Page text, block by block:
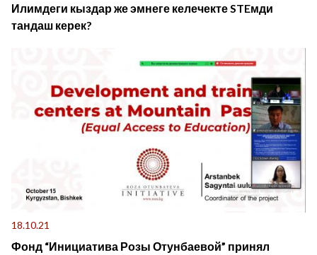
Илимдеги кыздар же эмнеге келечекте STEмди
тандаш керек?
18.10.21
Фонд “Инициатива Розы Отунбаевой” принял